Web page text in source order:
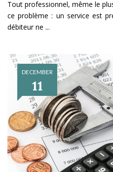
Tout professionnel, même le
ce problème : un service est
débiteur ne ...
DECEMBER
11